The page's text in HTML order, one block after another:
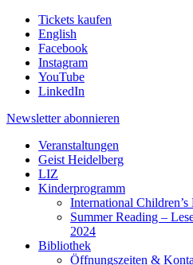
Tickets kaufen
English
Facebook
Instagram
YouTube
LinkedIn
Newsletter abonnieren
Veranstaltungen
Geist Heidelberg
LIZ
Kinderprogramm
International
Summer Reading –
2024
Bibliothek
Öffnungszeiten &